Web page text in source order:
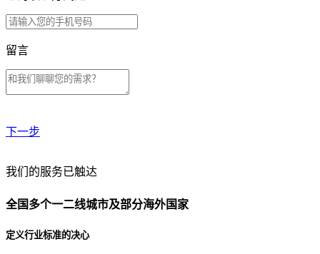
留言
下一步
贵公司预算范围是？
贵公司的团队规模是？
我们的服务已触达
全国多个一二线城市及部分海外国家
定义行业标准的决心